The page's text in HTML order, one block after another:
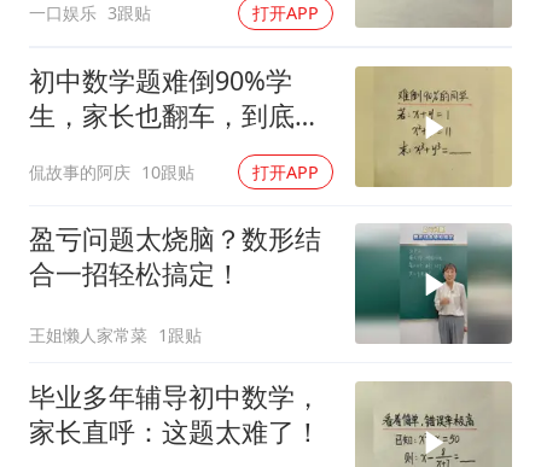
一口娱乐 3跟贴 打开APP
初中数学题难倒90%学
生，家长也翻车，到底有
侃故事的阿庆 10跟贴 打开APP
盈亏问题太烧脑？数形结
合一招轻松搞定！
王姐懒人家常菜 1跟贴
毕业多年辅导初中数学，
家长直呼：这题太难了！